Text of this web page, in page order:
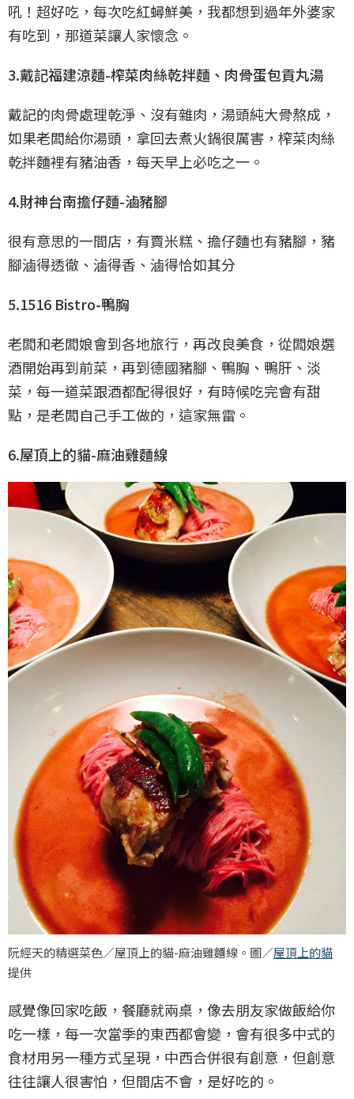
吼！超好吃，每次吃紅蟳鮮美，我都想到過年外婆家
有吃到，那道菜讓人家懷念。
3.戴記福建涼麵-榨菜肉絲乾拌麵、肉骨蛋包貢丸湯
戴記的肉骨處理乾淨、沒有雜肉，湯頭純大骨熬成，
如果老闆給你湯頭，拿回去煮火鍋很厲害，榨菜肉絲
乾拌麵裡有豬油香，每天早上必吃之一。
4.財神台南擔仔麵-滷豬腳
很有意思的一間店，有賣米糕、擔仔麵也有豬腳，豬
腳滷得透徹、滷得香、滷得恰如其分
5.1516 Bistro-鴨胸
老闆和老闆娘會到各地旅行，再改良美食，從闆娘選
酒開始再到前菜，再到德國豬腳、鴨胸、鴨肝、淡
菜，每一道菜跟酒都配得很好，有時候吃完會有甜
點，是老闆自己手工做的，這家無雷。
6.屋頂上的貓-麻油雞麵線
阮經天的精選菜色／屋頂上的貓-麻油雞麵線。圖／屋頂上的貓
提供
感覺像回家吃飯，餐廳就兩桌，像去朋友家做飯給你
吃一樣，每一次當季的東西都會變，會有很多中式的
食材用另一種方式呈現，中西合併很有創意，但創意
往往讓人很害怕，但間店不會，是好吃的。